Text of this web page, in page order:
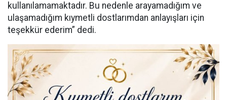
kullanılamamaktadır. Bu nedenle arayamadığım ve
ulaşamadığım kıymetli dostlarımdan anlayışları için
teşekkür ederim” dedi.